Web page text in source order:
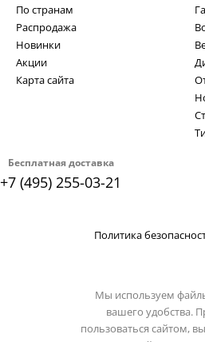
Бесплатная доставка
+7 (495) 255-03-21
По странам
Распродажа
Новинки
Акции
Карта сайта
Политика
Мы используем
вашего удобства.
пользоваться сайтом,